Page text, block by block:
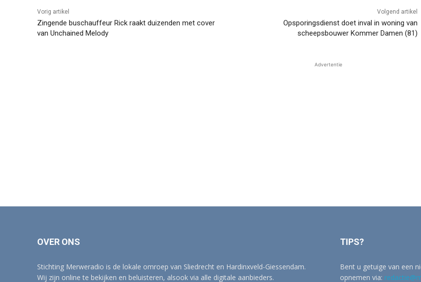
Vorig artikel
Zingende buschauffeur Rick raakt duizenden met cover
van Unchained Melody
Volgend artikel
Opsporingsdienst doet inval in woning van
scheepsbouwer Kommer Damen (81)
Advertentie
OVER ONS
Stichting Merweradio is de lokale omroep van Sliedrecht en Hardinxveld-Giessendam.
Wij zijn online te bekijken en beluisteren, alsook via alle digitale aanbieders.
TIPS?
Bent u getuige van een
opnemen via: